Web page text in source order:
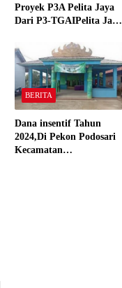
Proyek P3A Pelita Jaya
Dari P3-TGAIPelita Jaya
“Semua Material Sesuai
Standar”
BERITA
Dana insentif Tahun
2024,Di Pekon Podosari
Kecamatan